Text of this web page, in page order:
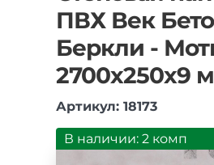
pvkh-
vek-
beton-
berkli-
motivo-
mm.jpg
ПВХ Век
Беркли -
2700х250х9
Артикул: 18173
В наличии: 2 комп